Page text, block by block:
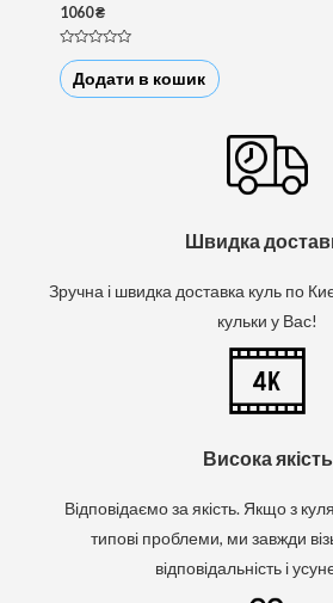
1060₴
ц
і
н
Додати в кошик
Швидка
Зручна і швидка доставка куль по
кульки у Вас!
Висока якість
Відповідаємо за якість. Якщо з
типові проблеми, ми завжди
відповідальність і